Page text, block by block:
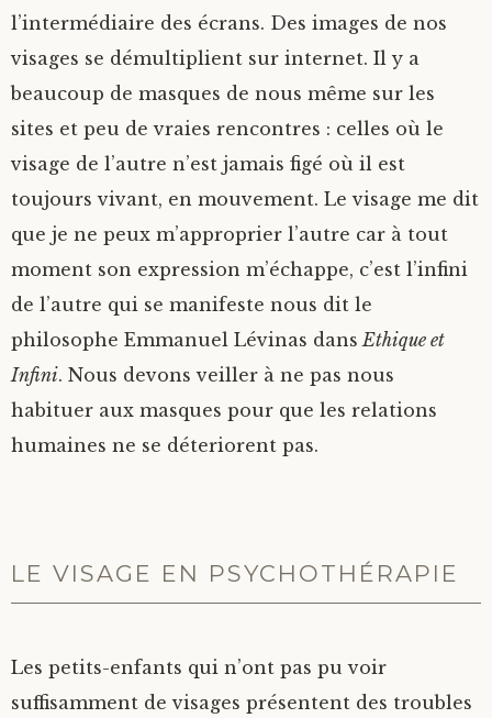
l’intermédiaire des écrans. Des images de nos
visages se démultiplient sur internet. Il y a
beaucoup de masques de nous même sur les
sites et peu de vraies rencontres : celles où le
visage de l’autre n’est jamais figé où il est
toujours vivant, en mouvement. Le visage me dit
que je ne peux m’approprier l’autre car à tout
moment son expression m’échappe, c’est l’infini
de l’autre qui se manifeste nous dit le
philosophe Emmanuel Lévinas dans Ethique et
Infini. Nous devons veiller à ne pas nous
habituer aux masques pour que les relations
humaines ne se déteriorent pas.
LE VISAGE EN PSYCHOTHÉRAPIE
Les petits-enfants qui n’ont pas pu voir
suffisamment de visages présentent des troubles